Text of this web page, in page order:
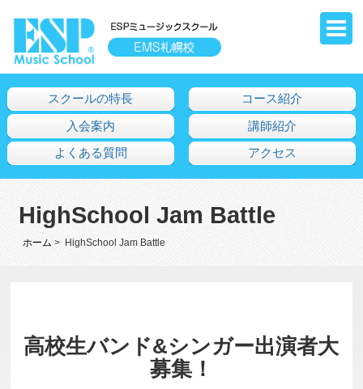
スクールの特長
コース紹介
入会案内
講師紹介
よくある質問
アクセス
HighSchool Jam Battle
ホーム > HighSchool Jam Battle
高校生バンド&シンガー出演者大
募集！